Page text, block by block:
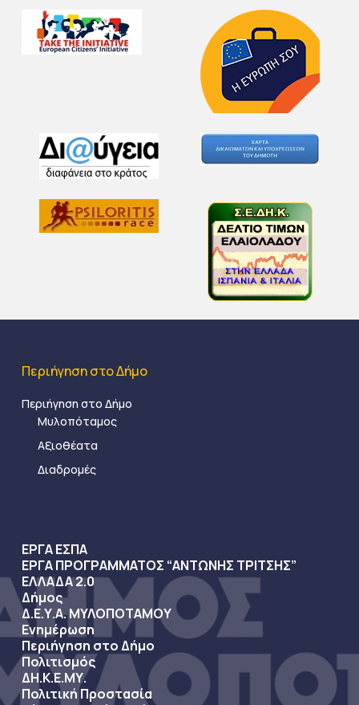
Περιήγηση στο Δήμο
Περιήγηση στο Δήμο
Μυλοπόταμος
Αξιοθέατα
Διαδρομές
ΕΡΓΑ ΕΣΠΑ
ΕΡΓΑ ΠΡΟΓΡΑΜΜΑΤΟΣ “ΑΝΤΩΝΗΣ ΤΡΙΤΣΗΣ”
ΕΛΛΑΔΑ 2.0
Δήμος
Δ.Ε.Υ.Α. ΜΥΛΟΠΟΤΑΜΟΥ
Ενημέρωση
Περιήγηση στο Δήμο
Πολιτισμός
ΔΗ.Κ.Ε.ΜΥ.
Πολιτική Προστασία